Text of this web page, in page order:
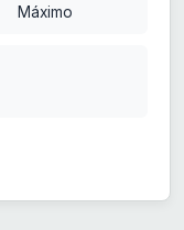
Máximo